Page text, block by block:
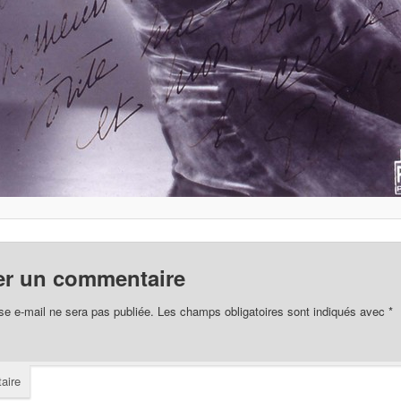
un commentaire
e-mail ne sera pas publiée. Les champs obligatoires sont indiqués avec *